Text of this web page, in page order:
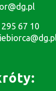
67 10